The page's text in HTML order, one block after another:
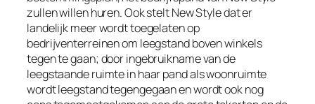
zullen willen huren. Ook stelt New Style dat er
landelijk meer wordt toegelaten op
bedrijventerreinen om leegstand boven winkels
tegen te gaan; door ingebruikname van de
leegstaande ruimte in haar pand als woonruimte
wordt leegstand tegengegaan en wordt ook nog